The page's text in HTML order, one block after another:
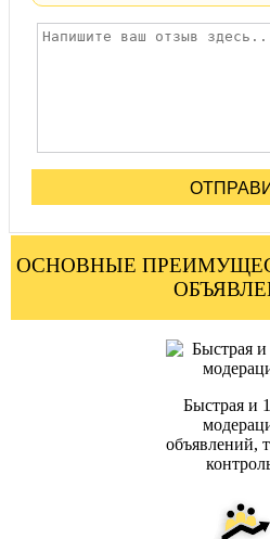
ОСНОВНЫЕ
Быстрая и
объявлений,